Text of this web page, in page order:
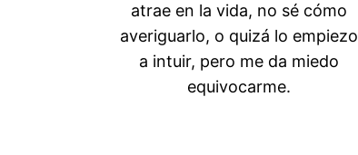
atrae en la vida, no sé cómo
averiguarlo, o quizá lo empiezo
a intuir, pero me da miedo
equivocarme.